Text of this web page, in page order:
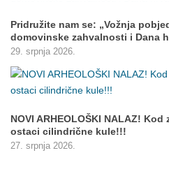
Pridružite nam se: „Vožnja
domovinske zahvalnosti i Dana
29. srpnja 2026.
NOVI ARHEOLOŠKI NALAZ!
ostaci cilindrične kule!!!
27. srpnja 2026.